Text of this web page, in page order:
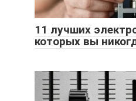
11 лучших
которых вы